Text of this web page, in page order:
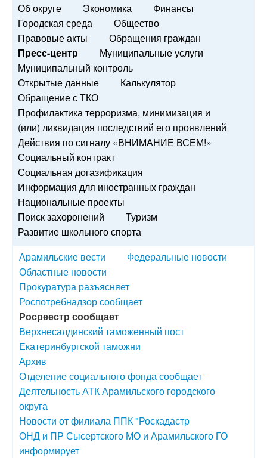
Об округе Экономика
Финансы
Городская среда
Общество
Правовые акты
Обращения граждан
Пресс-центр
Муниципальные услуги
Муниципальный контроль
Открытые данные
Калькулятор
Обращение с ТКО
Профилактика терроризма, минимизация и
(или) ликвидация последствий его проявлений
Действия по сигналу «ВНИМАНИЕ ВСЕМ!»
Социальный контракт
Социальная догазификация
Информация для иностранных граждан
Национальные проекты
Поиск захоронений
Туризм
Развитие школьного спорта
Арамильские вести
Федеральные новости
Областные новости
Прокуратура разъясняет
Роспотребнадзор сообщает
Росреестр сообщает
Верхнесалдинский таможенный пост
Екатеринбургской таможни
Архив
Отделение социального фонда сообщает
Деятельность АТК Арамильского городского
округа
Новости от филиала ППК "Роскадастр
ОНД и ПР Сысертского МО и Арамильского ГО
информирует